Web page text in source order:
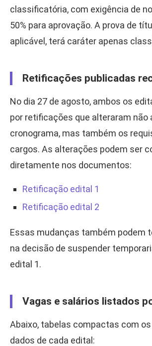
classificatória, com exigência de
50% para aprovação. A prova de
aplicável, terá caráter apenas
Retificações publicadas
No dia 27 de agosto, ambos os
por retificações que alteraram não
cronograma, mas também os
cargos. As alterações podem ser
diretamente nos documentos:
Retificação edital 1
Retificação edital 2
Essas mudanças também podem
na decisão de suspender
edital 1.
Vagas e salários listados
Abaixo, tabelas compactas com
dados de cada edital: